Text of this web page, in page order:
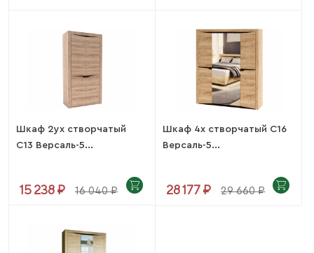
Шкаф 2ух створчатый
С13 Версаль-5...
15 238 ₽ 16 040 ₽
Шкаф 4х створчатый С16
Версаль-5...
28 177 ₽ 29 660 ₽